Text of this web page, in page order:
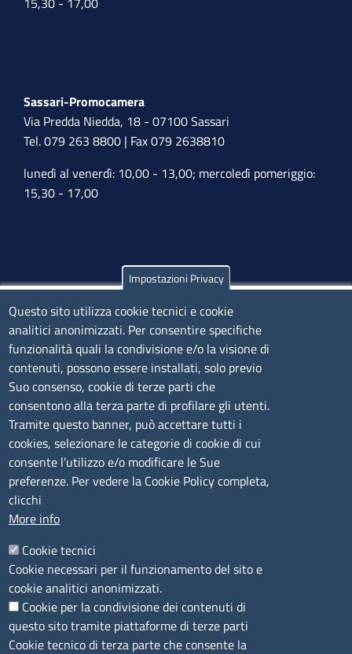
Sassari-Promocamera
Via Predda Niedda, 18 - 07100 Sassari
Tel. 079 263 8800 | Fax 079 2638810
lunedì al venerdì: 10,00 - 13,00; mercoledì pomeriggio:
15,30 - 17,00
Olbia
Via Nanni 43 - 07026 Olbia
Tel. 0789 66122 | 0789 69580
mail:ufficio.olbia@ss.camcom.it
lunedì al venerdì: 9,00 - 12,00; lunedì pomeriggio: 16,00
- 17,00
CONTATTI
Camera di Commercio, Industria, Artigianato e
Agricoltura di Sassari
P.IVA01047570906
Codice Fiscale 80000930901
Codice Univoco per le fatture elettroniche
LINK UTILI
Impostazioni Privacy
Questo sito utilizza cookie tecnici e cookie
analitici anonimizzati. Per consentire specifiche
funzionalità quali la condivisione e/o la visione di
contenuti, possono essere installati, solo previo
Suo consenso, cookie di terze parti che
consentono alla terza parte di profilare gli utenti.
Tramite questo banner, può accettare tutti i
cookies, selezionare le categorie di cookie di cui
consente l’utilizzo e/o modificare le Sue
preferenze. Per vedere la Cookie Policy completa,
clicchi
More info
Cookie tecnici
Cookie necessari per il funzionamento del sito e
cookie analitici anonimizzati.
Cookie per la condivisione dei contenuti di
questo sito tramite piattaforme di terze parti
Cookie tecnico di terza parte che consente la